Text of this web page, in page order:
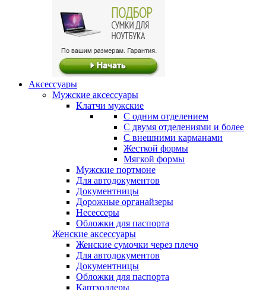
Аксессуары
Мужские аксессуары
Клатчи мужские
С одним отделением
С двумя отделениями и более
С внешними карманами
Жесткой формы
Мягкой формы
Мужские портмоне
Для автодокументов
Документницы
Дорожные органайзеры
Несессеры
Обложки для паспорта
Женские аксессуары
Женские сумочки через плечо
Для автодокументов
Документницы
Обложки для паспорта
Картхолдеры